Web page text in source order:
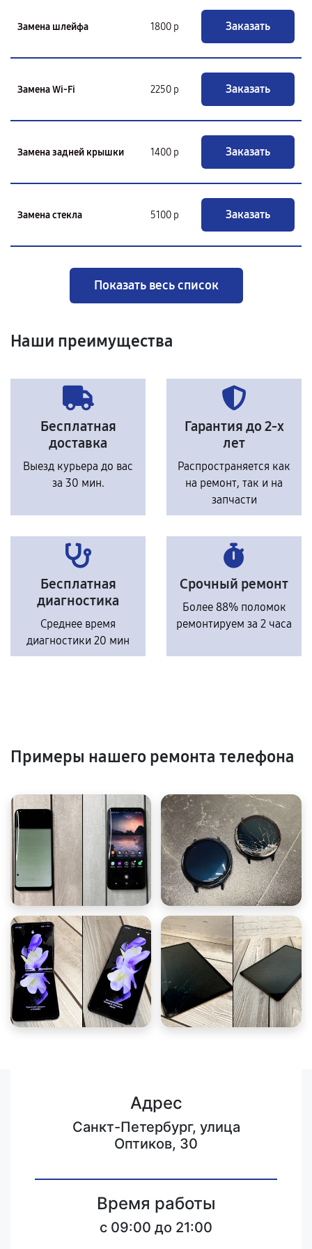
Замена шлейфа 1800 р Заказать
Замена Wi-Fi 2250 р Заказать
Замена задней крышки 1400 р Заказать
Замена стекла 5100 р Заказать
Показать весь список
Наши преимущества
Бесплатная
доставка
Выезд курьера до вас
за 30 мин.
Гарантия до 2-х
лет
Распространяется как
на ремонт, так и на
запчасти
Бесплатная
диагностика
Среднее время
диагностики 20 мин
Срочный ремонт
Более 88% поломок
ремонтируем за 2 часа
Примеры нашего ремонта телефона
Адрес
Санкт-Петербург, улица
Оптиков, 30
Время работы
c 09:00 до 21:00